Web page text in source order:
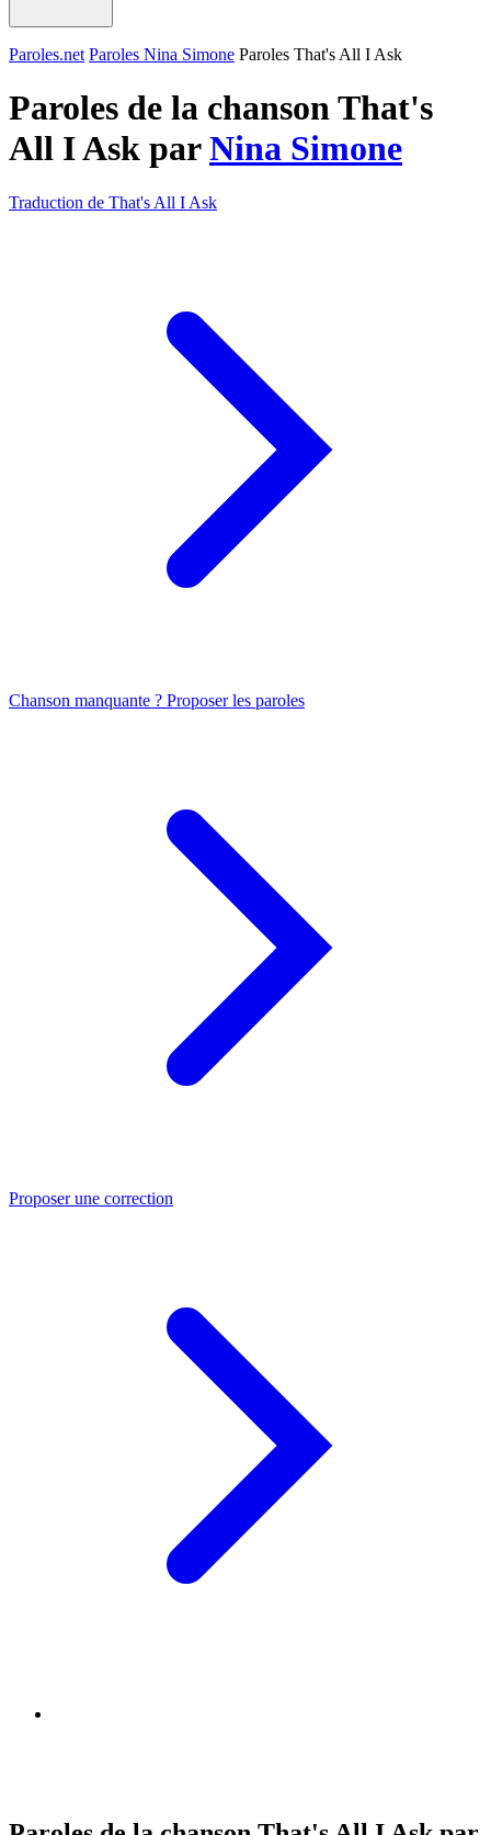
Paroles.net Paroles Nina Simone Paroles That's All I Ask
Paroles de la chanson That's
All I Ask parNina Simone
Traduction de That's All I Ask
Chanson manquante ? Proposer les paroles
Proposer une correction